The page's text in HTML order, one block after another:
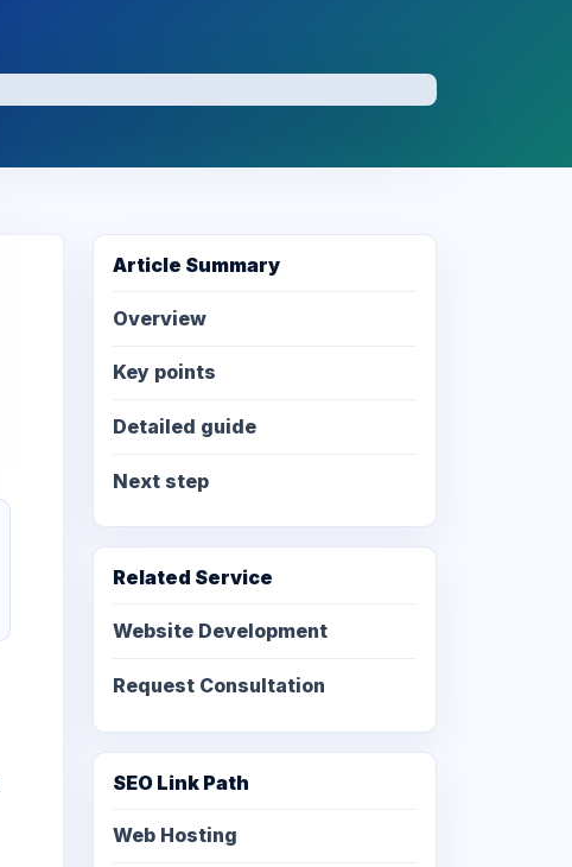
Article Summary
Overview
Key points
Detailed guide
Next step
Related Service
Website Development
Request Consultation
SEO Link Path
Web Hosting